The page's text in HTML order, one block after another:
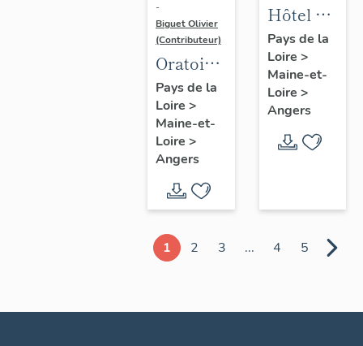
-
Biguet Olivier
(Contributeur)
Oratoire
dit
chapelle
Notre-
Dame-
de-Pitié,
puis
du
Tertre-
Laurent,
Pays de la
Loire >
Maine-et-
Loire >
Angers
Hôtel dit
maison
canoniale
Saint-
Laurent,
6-8 rue
du
Pays de la
Loire >
Maine-et-
Loire >
Angers
1 2 3 ... 4 5